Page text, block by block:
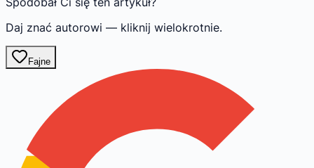
Daj znać autorowi — kliknij wielokrotnie.
Fajne